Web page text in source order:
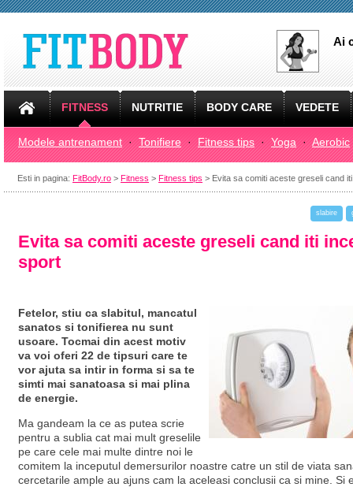
Ai
FITNESS NUTRITIE BODY CARE VEDETE
Modele antrenament · Tonifiere · Fitness tips · Yoga · Aerobic
Esti in pagina: FitBody.ro > Fitness > Fitness tips > Evita sa comiti aceste greseli cand
slabire
Evita sa comiti aceste greseli cand iti
sport
Fetelor, stiu ca slabitul, mancatul
sanatos si tonifierea nu sunt
usoare. Tocmai din acest motiv
va voi oferi 22 de tipsuri care te
vor ajuta sa intir in forma si sa te
simti mai sanatoasa si mai plina
de energie.
Ma gandeam la ce as putea scrie
pentru a sublia cat mai mult greselile
pe care cele mai multe dintre noi le
comitem la inceputul demersurilor noastre catre un stil de viata
cercetarile ample au ajuns cam la aceleasi conclusii ca si mine. Si